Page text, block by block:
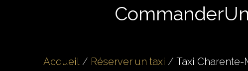
CommanderUn
Acqueil Réserver un taxi Taxi Charente-